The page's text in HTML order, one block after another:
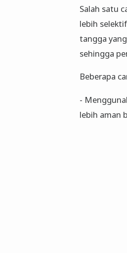
Salah satu
lebih
tangga
sehingga
Beberapa
-
lebih aman